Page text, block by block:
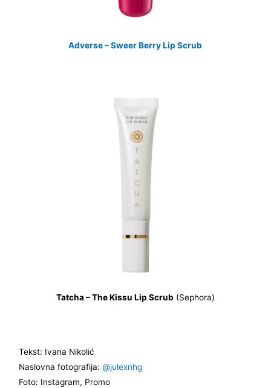
Adverse – Sweer Berry Lip Scrub
Tatcha – The Kissu Lip Scrub (Sephora)
Tekst: Ivana Nikolić
Naslovna fotografija:@julexnhg
Foto: Instagram, Promo